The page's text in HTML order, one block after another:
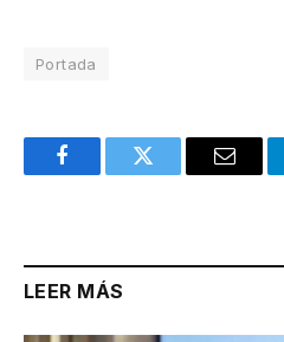
Portada
FacebookTwitter Email
LEER MÁS